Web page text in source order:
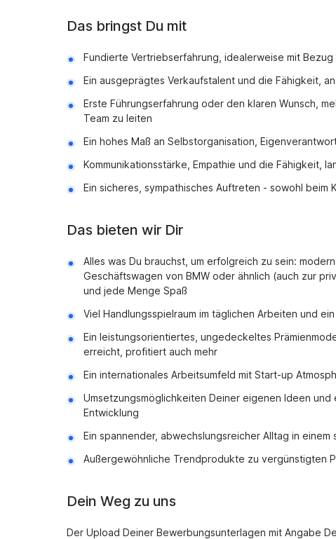
Das bringst Du mit
Fundierte Vertriebserfahrung, idealerweise mit
Ein ausgeprägtes Verkaufstalent und die Fähigkeit,
Erste Führungserfahrung oder den klaren Wunsch,
Team zu leiten
Ein hohes Maß an Selbstorganisation,
Kommunikationsstärke, Empathie und die Fähigkeit,
Ein sicheres, sympathisches Auftreten - sowohl beim
Das bieten wir Dir
Alles was Du brauchst, um erfolgreich zu sein:
Geschäftswagen von BMW oder ähnlich (auch zur
und jede Menge Spaß
Viel Handlungsspielraum im täglichen Arbeiten und
Ein leistungsorientiertes, ungedeckeltes
erreicht, profitiert auch mehr
Ein internationales Arbeitsumfeld mit Start-up
Umsetzungsmöglichkeiten Deiner eigenen Ideen
Entwicklung
Ein spannender, abwechslungsreicher Alltag in
Außergewöhnliche Trendprodukte zu vergünstigten
Dein Weg zu uns
Der Upload Deiner Bewerbungsunterlagen mit Angabe